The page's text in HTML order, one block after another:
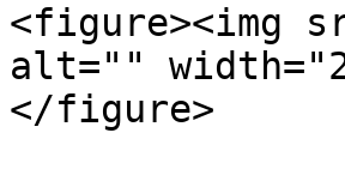
<figure><img
alt=""
</figure>